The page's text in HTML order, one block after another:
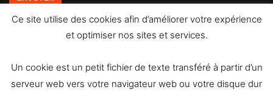
Ce site utilise des cookies afin d’améliorer votre expérience
et optimiser nos sites et services.
Un cookie est un petit fichier de texte transféré à partir d’un
serveur web vers votre navigateur web ou votre disque dur